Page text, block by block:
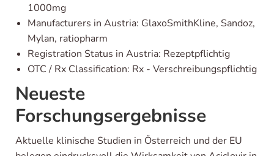
1000mg
Manufacturers in Austria: GlaxoSmithKline, Sandoz,
Mylan, ratiopharm
Registration Status in Austria: Rezeptpflichtig
OTC / Rx Classification: Rx - Verschreibungspflichtig
Neueste
Forschungsergebnisse
Aktuelle klinische Studien in Österreich und der EU